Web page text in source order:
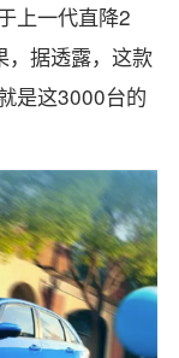
上一代直降2
，据透露，这款
是这3000台的